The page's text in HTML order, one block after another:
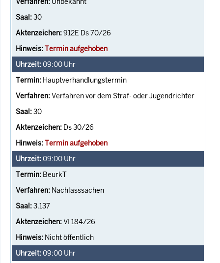
30
912E Ds 70/26
Termin aufgehoben
09:00 Uhr
Hauptverhandlungstermin
Verfahren vor dem Straf- oder Jugendrichter
30
Ds 30/26
Termin aufgehoben
09:00 Uhr
BeurkT
Nachlasssachen
3.137
VI 184/26
Nicht öffentlich
09:00 Uhr